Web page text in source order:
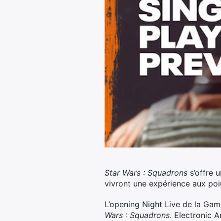
Star Wars : Squadrons s’offre
vivront une expérience aux
L’opening Night Live de la
Wars : Squadrons. Electronic